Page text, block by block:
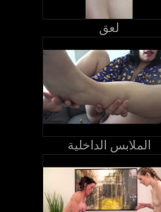
لعق
الملابس الداخلية